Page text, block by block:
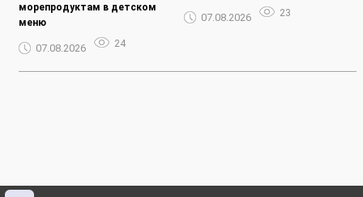
морепродуктам в детском
меню
07.08.2026 24
07.08.2026 23